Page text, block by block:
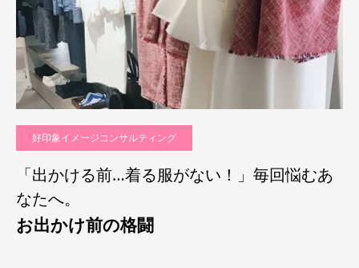
好印象イメージコンサルティング
「出かける前…着る服がない！」毎回悩むあ
なたへ。
お出かけ前の格闘